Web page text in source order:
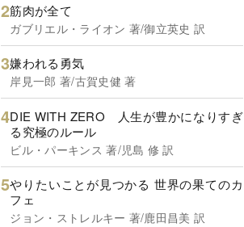
筋肉が全て
ガブリエル・ライオン 著/御立英史 訳
嫌われる勇気
岸見一郎 著/古賀史健 著
DIE WITH ZERO 人生が豊かになりすぎ
る究極のルール
ビル・パーキンス 著/児島 修 訳
やりたいことが見つかる 世界の果てのカ
フェ
ジョン・ストレルキー 著/鹿田昌美 訳